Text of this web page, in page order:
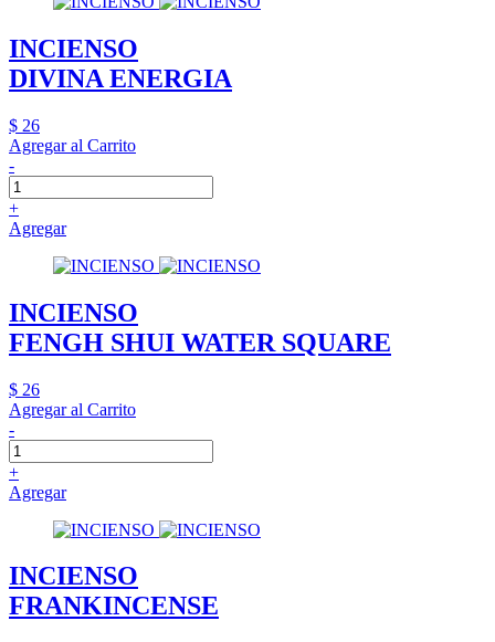
INCIENSO
DIVINA ENERGIA
$ 26
Agregar al Carrito
-
+
Agregar
INCIENSO
FENGH SHUI WATER SQUARE
$ 26
Agregar al Carrito
-
+
Agregar
INCIENSO
FRANKINCENSE